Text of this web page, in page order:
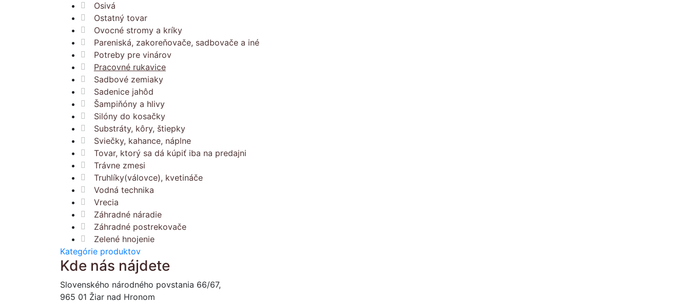
Osivá
Ostatný tovar
Ovocné stromy a kríky
Pareniská, zakoreňovače, sadbovače a iné
Potreby pre vinárov
Pracovné rukavice
Sadbové zemiaky
Sadenice jahôd
Šampiňóny a hlivy
Silóny do kosačky
Substráty, kôry, štiepky
Sviečky, kahance, náplne
Tovar, ktorý sa dá kúpiť iba na predajni
Trávne zmesi
Truhlíky(válovce), kvetináče
Vodná technika
Vrecia
Záhradné náradie
Záhradné postrekovače
Zelené hnojenie
Kategórie produktov
Kde nás nájdete
Slovenského národného povstania 66/67,
965 01 Žiar nad Hronom